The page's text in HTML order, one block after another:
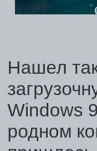
Нашел
Windows
родном